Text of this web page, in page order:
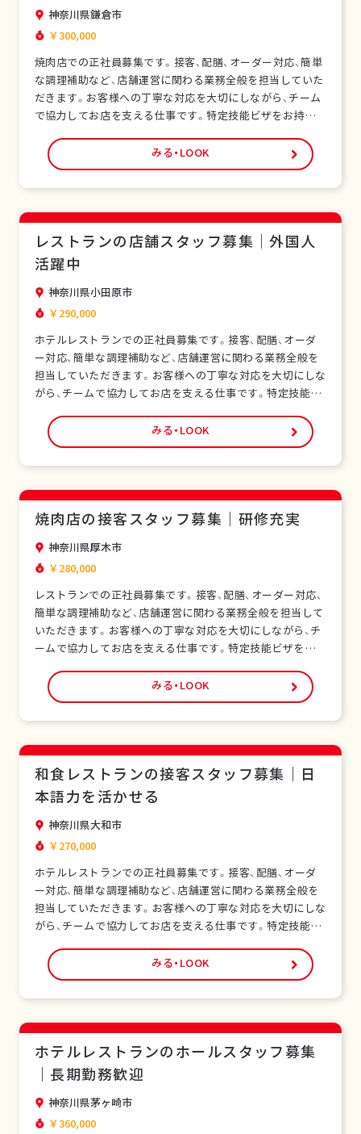
神奈川県鎌倉市
￥300,000
焼肉店での正社員募集です。接客、配膳、オーダー対応、簡単
な調理補助など、店舗運営に関わる業務全般を担当していた
だきます。お客様への丁寧な対応を大切にしながら、チーム
で協力してお店を支える仕事です。特定技能ビザをお持ちの
経験の方でも研修制度があり、日本の飲食サービスを基礎か
ら学べます。正社員として安定した雇用形態で、長期的なキ
ャリア形成が可能です。シフト制勤務で、現…
みる・LOOK
レストランの店舗スタッフ募集｜外国人
活躍中
神奈川県小田原市
￥290,000
ホテルレストランでの正社員募集です。接客、配膳、オーダ
ー対応、簡単な調理補助など、店舗運営に関わる業務全般を
担当していただきます。お客様への丁寧な対応を大切にしな
がら、チームで協力してお店を支える仕事です。特定技能ビ
環境です。未経験の方でも研修制度があり、日本の飲食サー
ビスを基礎から学べます。正社員として安定した雇用形態
で、長期的なキャリア形成が可能です。シフト制…
みる・LOOK
焼肉店の接客スタッフ募集｜研修充実
神奈川県厚木市
￥280,000
レストランでの正社員募集です。接客、配膳、オーダー対応、
簡単な調理補助など、店舗運営に関わる業務全般を担当して
いただきます。お客様への丁寧な対応を大切にしながら、チ
ームで協力してお店を支える仕事です。特定技能ビザをお持
す。未経験の方でも研修制度があり、日本の飲食サービスを
基礎から学べます。正社員として安定した雇用形態で、長期
的なキャリア形成が可能です。シフト制勤務で…
みる・LOOK
和食レストランの接客スタッフ募集｜日
本語力を活かせる
神奈川県大和市
￥270,000
ホテルレストランでの正社員募集です。接客、配膳、オーダ
ー対応、簡単な調理補助など、店舗運営に関わる業務全般を
担当していただきます。お客様への丁寧な対応を大切にしな
がら、チームで協力してお店を支える仕事です。特定技能ビ
環境です。未経験の方でも研修制度があり、日本の飲食サー
ビスを基礎から学べます。正社員として安定した雇用形態
で、長期的なキャリア形成が可能です。シフト制…
みる・LOOK
ホテルレストランのホールスタッフ募集
｜長期勤務歓迎
神奈川県茅ヶ崎市
￥360,000